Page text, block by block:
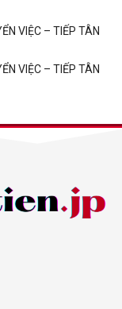
VIỆC – TIẾP TÂN
VIỆC – TIẾP TÂN